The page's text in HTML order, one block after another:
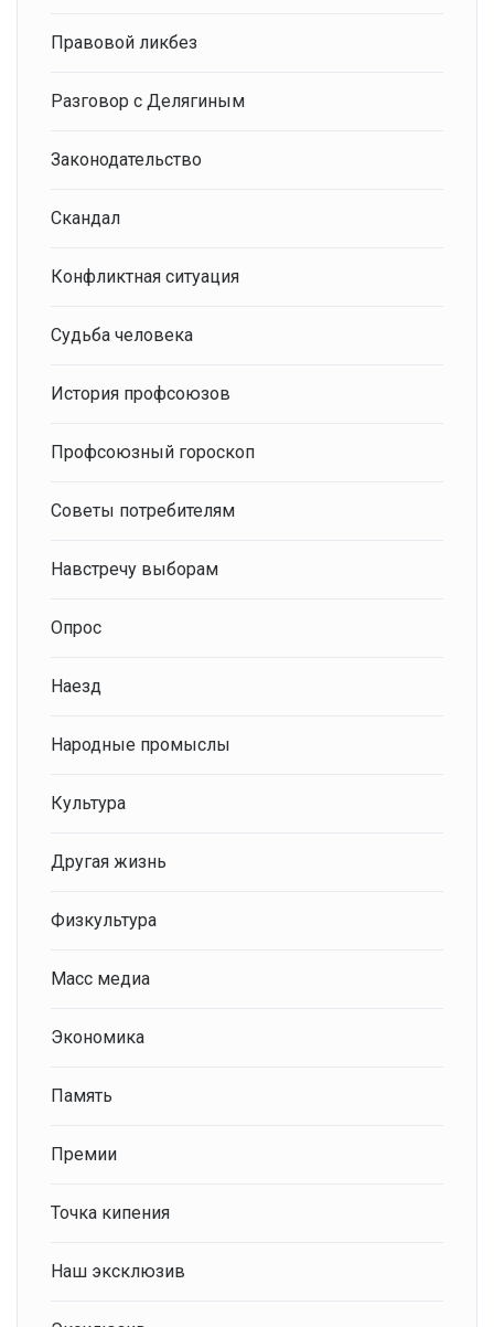
Правовой ликбез
Разговор с Делягиным
Законодательство
Скандал
Конфликтная ситуация
Судьба человека
История профсоюзов
Профсоюзный гороскоп
Советы потребителям
Навстречу выборам
Опрос
Наезд
Народные промыслы
Культура
Другая жизнь
Физкультура
Масс медиа
Экономика
Память
Премии
Точка кипения
Наш эксклюзив